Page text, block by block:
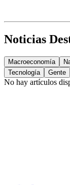
Noticias
Macroeconomía
Tecnología
Gente
No hay artículos